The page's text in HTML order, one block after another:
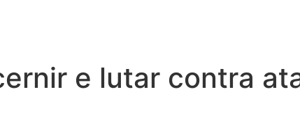
e lutar contra